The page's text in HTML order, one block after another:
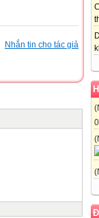
Nhắn tin cho tác giả